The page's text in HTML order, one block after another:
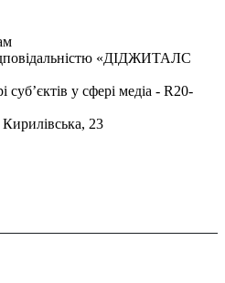
«ДІДЖИТАЛС
суб’єктів у сфері медіа - R20-
23